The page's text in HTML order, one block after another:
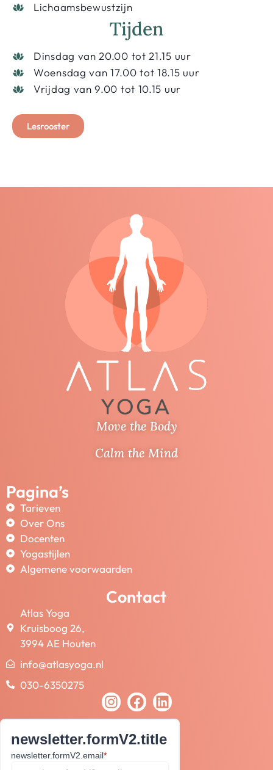
Lichaamsbewustzijn
Tijden
Dinsdag van 20.00 tot 21.15 uur
Woensdag van 17.00 tot 18.15 uur
Vrijdag van 9.00 tot 10.15 uur
Lesrooster
Move the Body
Calm the Mind
Pagina’s
Tarieven
Over Ons
Docenten
Yogastijlen
Algemene voorwaarden
Contact
Atlas Yoga
Kruisboog 26,
3994 AE Houten
info@atlasyoga.nl
030-6350275
newsletter.formV2.title
newsletter.formV2.email*